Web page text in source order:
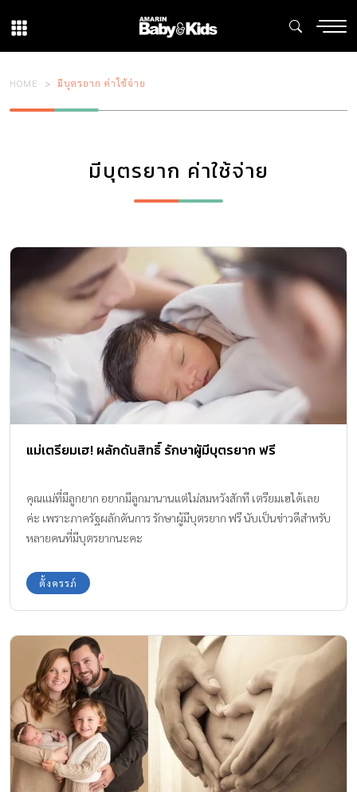
HOME มีบุตรยาก ค่าใช้จ่าย
มีบุตรยาก ค่าใช้จ่าย
แม่เตรียมเฮ! ผลักดันสิทธิ์ รักษาผู้มีบุตรยาก ฟรี
คุณแม่ที่มีลูกยาก อยากมีลูกมานานแต่ไม่สมหวังสักที เตรียมเฮได้เลย
ค่ะ เพราะภาครัฐผลักดันการ รักษาผู้มีบุตรยาก ฟรี นับเป็นข่าวดีสำหรับ
หลายคนที่มีบุตรยากนะคะ
ตั้งครรภ์